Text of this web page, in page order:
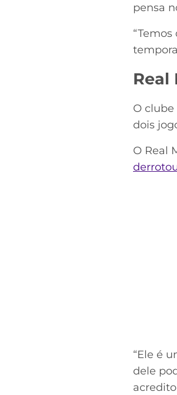
pensa
Real
O
dois
O Real
“Ele é
dele